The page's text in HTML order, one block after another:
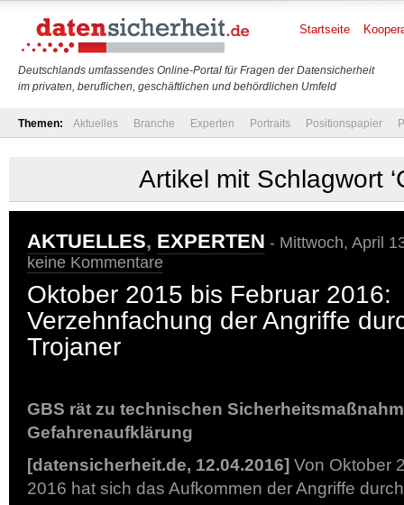
Deutschlands umfassendes Online-Portal für Fragen der Datensicherheit
im privaten, beruflichen, geschäftlichen und behördlichen Umfeld
Startseite
Themen: Aktuelles Branche Experten Portraits Positionspapier
Artikel mit Schlagwort
AKTUELLES, EXPERTEN - Mittwoch, April
keine Kommentare
Oktober 2015 bis Februar 2016:
Verzehnfachung der Angriffe
Trojaner
GBS rät zu technischen
Gefahrenaufklärung
[datensicherheit.de, 12.04.2016] Von Oktober
2016 hat sich das Aufkommen der Angriffe durch